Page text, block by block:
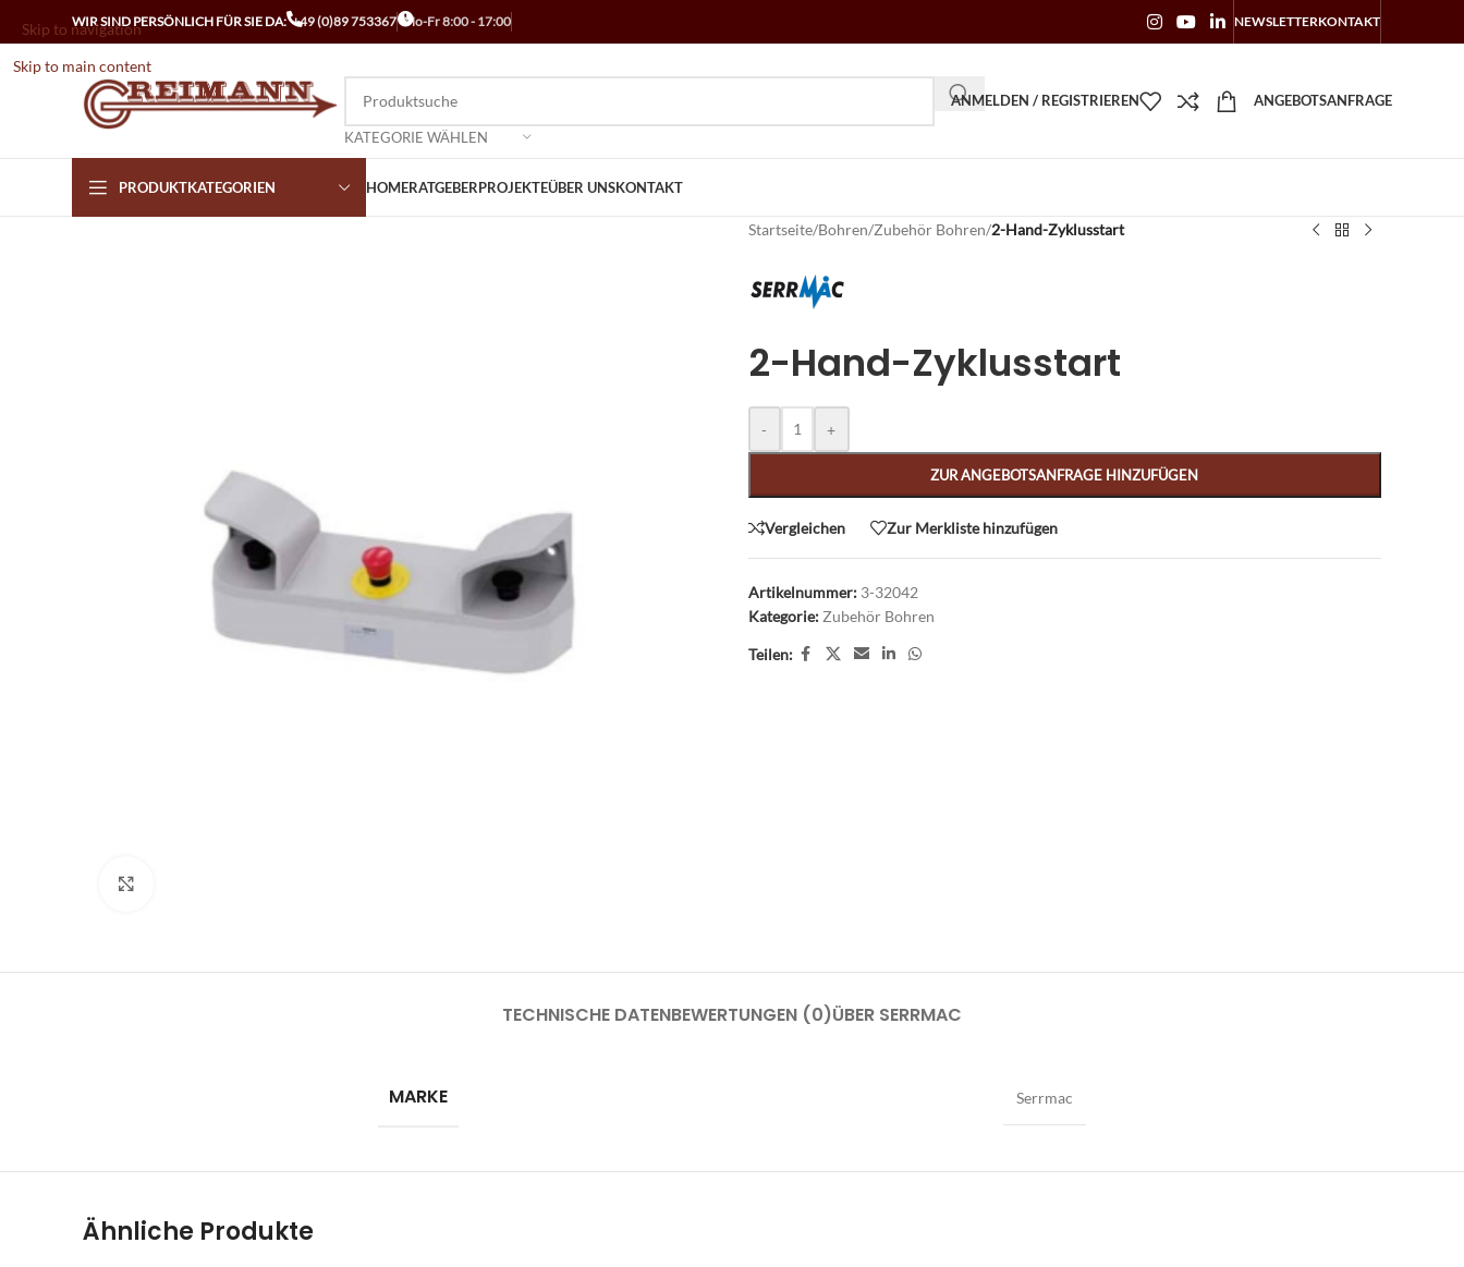
Skip to navigation
Skip to main content
WIR SIND PERSÖNLICH FÜR SIE DA: +49 (0)89 753367 Mo-Fr 8:00 - 17:00 NEWSLETTERKONTAKT
KATEGORIE WÄHLEN
ANMELDEN / REGISTRIEREN ANGEBOTSANFRAGE
PRODUKTKATEGORIEN HOMERATGEBERPROJEKTEÜBER UNSKONTAKT
Startseite/Bohren/Zubehör Bohren/2-Hand-Zyklusstart
2-Hand-Zyklusstart
- +
ZUR ANGEBOTSANFRAGE HINZUFÜGEN
Vergleichen Zur Merkliste hinzufügen
Artikelnummer: 3-32042
Kategorie: Zubehör Bohren
Teilen:
TECHNISCHE DATENBEWERTUNGEN (0)ÜBER SERRMAC
MARKE Serrmac
Ähnliche Produkte